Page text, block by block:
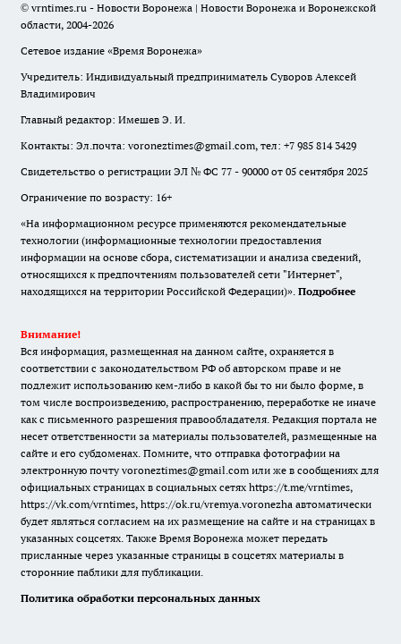
© vrntimes.ru - Новости Воронежа | Новости Воронежа и Воронежской
области, 2004-2026
Сетевое издание «Время Воронежа»
Учредитель: Индивидуальный предприниматель Суворов Алексей
Владимирович
Главный редактор: Имешев Э. И.
Контакты: Эл.почта: voroneztimes@gmail.com, тел: +7 985 814 3429
Свидетельство о регистрации ЭЛ № ФС 77 - 90000 от 05 сентября 2025
Ограничение по возрасту: 16+
«На информационном ресурсе применяются рекомендательные
технологии (информационные технологии предоставления
информации на основе сбора, систематизации и анализа сведений,
относящихся к предпочтениям пользователей сети "Интернет",
находящихся на территории Российской Федерации)». Подробнее
Внимание!
Вся информация, размещенная на данном сайте, охраняется в
соответствии с законодательством РФ об авторском праве и не
подлежит использованию кем-либо в какой бы то ни было форме, в
том числе воспроизведению, распространению, переработке не иначе
как с письменного разрешения правообладателя. Редакция портала не
несет ответственности за материалы пользователей, размещенные на
сайте и его субдоменах. Помните, что отправка фотографии на
электронную почту voroneztimes@gmail.com или же в сообщениях для
официальных страницах в социальных сетях https://t.me/vrntimes,
https://vk.com/vrntimes, https://ok.ru/vremya.voronezha автоматически
будет являться согласием на их размещение на сайте и на страницах в
указанных соцсетях. Также Время Воронежа может передать
присланные через указанные страницы в соцсетях материалы в
сторонние паблики для публикации.
Политика обработки персональных данных